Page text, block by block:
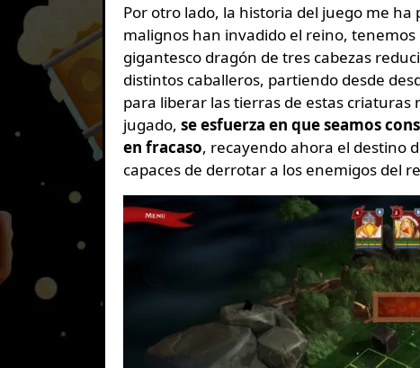
Por otro lado, la historia del juego me
malignos han invadido el reino, tenemos
gigantesco dragón de tres cabezas
distintos caballeros, partiendo desde
para liberar las tierras de estas
jugado, se esfuerza en que seamos
en fracaso, recayendo ahora el destino
capaces de derrotar a los enemigos del